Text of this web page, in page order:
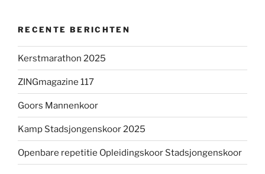
RECENTE BERICHTEN
Kerstmarathon 2025
ZINGmagazine 117
Goors Mannenkoor
Kamp Stadsjongenskoor 2025
Openbare repetitie Opleidingskoor Stadsjongenskoor